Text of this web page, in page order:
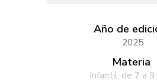
Año de
2025
Materia
Infantil: de 7 a 9